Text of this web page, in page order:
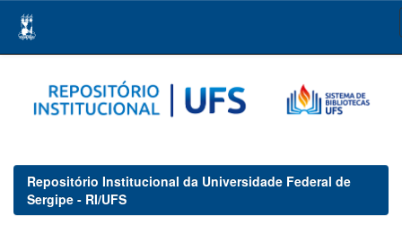
navigation
Repositório Institucional da Universidade Federal de
Sergipe - RI/UFS